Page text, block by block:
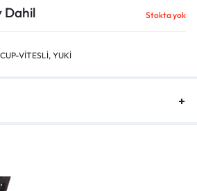
Dahil Stokta yok
CUP-VİTESLİ, YUKİ